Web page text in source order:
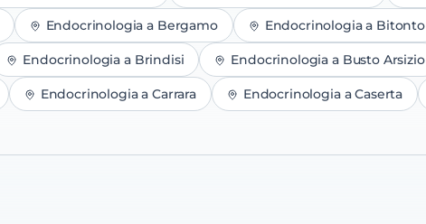
Endocrinologia a Bergamo Endocrinologiaa Bitonto
Endocrinologia a Brindisi Endocrinologia a Busto Arsizio
EndocrinologiaaCarrara EndocrinologiaaCaserta